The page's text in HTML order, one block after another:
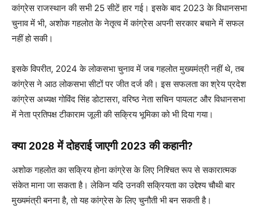
कांग्रेस राजस्थान की सभी 25 सीटें हार गई। इसके बाद 2023 के विधानसभा
चुनाव में भी, अशोक गहलोत के नेतृत्व में कांग्रेस अपनी सरकार बचाने में सफल
नहीं हो सकी।
इसके विपरीत, 2024 के लोकसभा चुनाव में जब गहलोत मुख्यमंत्री नहीं थे, तब
कांग्रेस ने आठ लोकसभा सीटों पर जीत दर्ज की। इस सफलता का श्रेय प्रदेश
कांग्रेस अध्यक्ष गोविंद सिंह डोटासरा, वरिष्ठ नेता सचिन पायलट और विधानसभा
में नेता प्रतिपक्ष टीकाराम जूली की सक्रिय भूमिका को भी दिया गया।
क्या 2028 में दोहराई जाएगी 2023 की कहानी?
अशोक गहलोत का सक्रिय होना कांग्रेस के लिए निश्चित रूप से सकारात्मक
संकेत माना जा सकता है। लेकिन यदि उनकी सक्रियता का उद्देश्य चौथी बार
मुख्यमंत्री बनना है, तो यह कांग्रेस के लिए चुनौती भी बन सकती है।